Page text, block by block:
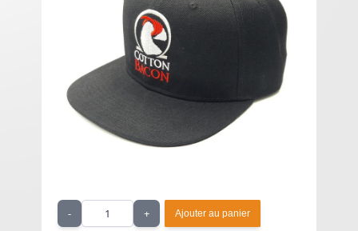
Casquette SnapBack 2 -
Wick'nVape
15,00 € HT
À partir de 18,00 €TTC
Quantité
- + Ajouter au panier